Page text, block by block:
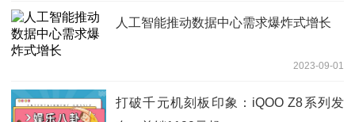
人工智能推动数据中心需求爆炸式增长
2023-09-01
打破千元机刻板印象：iQOO Z8系列发